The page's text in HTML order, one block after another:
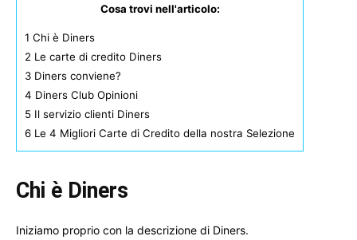
Cosa trovi nell'articolo:
1 Chi è Diners
2 Le carte di credito Diners
3 Diners conviene?
4 Diners Club Opinioni
5 Il servizio clienti Diners
6 Le 4 Migliori Carte di Credito della nostra Selezione
Chi è Diners
Iniziamo proprio con la descrizione di Diners.